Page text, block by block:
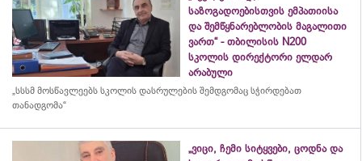
საზოგადოებისთვის ემპათიისა
და შემწყნარებლობის მაგალითი
ვართ“ - თბილისის N200
სკოლის დირექტორი ელდარ
არაბული
„სსსმ მოსწავლეებს სკოლის დასრულების შემდგომაც სჭირდებათ
თანადგომა“
„ვიცი, ჩემი სიტყვები, ცოდნა და